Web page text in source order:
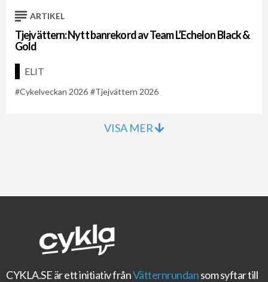
ARTIKEL
Tjejvättern: Nytt banrekord av Team L’Echelon Black &
Gold
ELIT
Cykelveckan 2026 Tjejvättern 2026
VISA MER
CYKLA.SEär ett initiativ frånVätternrundansom syftar till